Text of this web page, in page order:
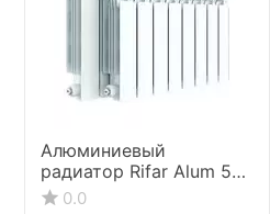
Алюминиевый
радиатор Rifar Alum 500
12 секций
0.0